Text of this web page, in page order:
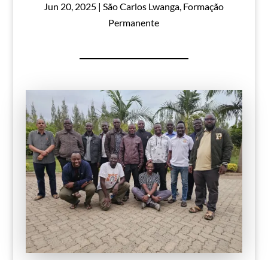
Jun 20, 2025 |São Carlos Lwanga, Formação
Permanente